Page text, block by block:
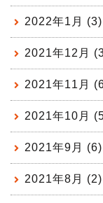
2022年1月 (3)
2021年12月
2021年11月
2021年10月
2021年9月 (6)
2021年8月 (2)